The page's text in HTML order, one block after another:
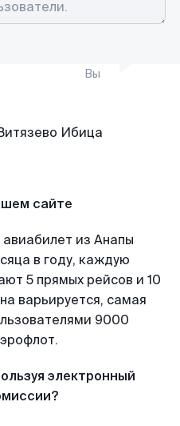
Вы
сайте
из Анапы
в году, каждую
5 прямых рейсов и 10
варьируется, самая
9000
электронный